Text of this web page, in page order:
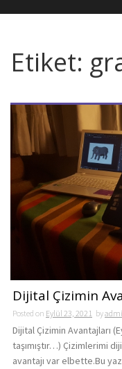
Etiket:
Dijital Çizimin
Posted on Eylül 23, 2021 by
Dijital Çizimin Avantajları
taşımıştır…) Çizimlerimi
avantajı var elbette.Bu